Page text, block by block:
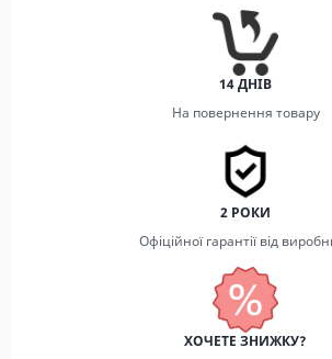
14 ДНІВ
На повернення товару
2 РОКИ
Офіційної гарантії від
ХОЧЕТЕ ЗНИЖКУ?